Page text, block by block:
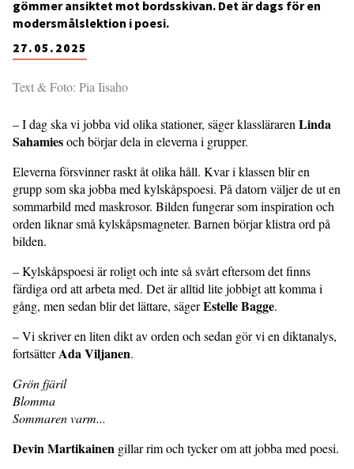
27.05.2025
gömmer ansiktet mot bordsskivan. Det är dags för en
modersmålslektion i poesi.
Text & Foto: Pia Iisaho
– I dag ska vi jobba vid olika stationer, säger klasslärarenLinda
Sahamiesoch börjar dela in eleverna i grupper.
Eleverna försvinner raskt åt olika håll. Kvar i klassen blir en
grupp som ska jobba med kylskåpspoesi. På datorn väljer de ut en
sommarbild med maskrosor. Bilden fungerar som inspiration och
orden liknar små kylskåpsmagneter. Barnen börjar klistra ord på
bilden.
– Kylskåpspoesi är roligt och inte så svårt eftersom det finns
färdiga ord att arbeta med. Det är alltid lite jobbigt att komma i
gång, men sedan blir det lättare, sägerEstelle Bagge.
– Vi skriver en liten dikt av orden och sedan gör vi en diktanalys,
fortsätterAda Viljanen.
Grön fjäril
Blomma
Sommaren varm...
Devin Martikainen gillar rim och tycker om att jobba med poesi.